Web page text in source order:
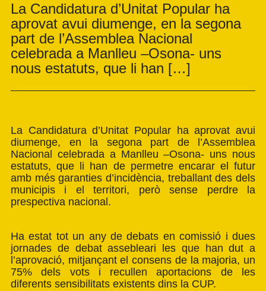
La Candidatura d’Unitat Popular ha
aprovat avui diumenge, en la segona
part de l’Assemblea Nacional
celebrada a Manlleu –Osona- uns
nous estatuts, que li han […]
La Candidatura d’Unitat Popular ha aprovat avui
diumenge, en la segona part de l’Assemblea
Nacional celebrada a Manlleu –Osona- uns nous
estatuts, que li han de permetre encarar el futur
amb més garanties d’incidència, treballant des dels
municipis i el territori, però sense perdre la
prespectiva nacional.
Ha estat tot un any de debats en comissió i dues
jornades de debat assebleari les que han dut a
l’aprovació, mitjançant el consens de la majoria, un
75% dels vots i recullen aportacions de les
diferents sensibilitats existents dins la CUP.